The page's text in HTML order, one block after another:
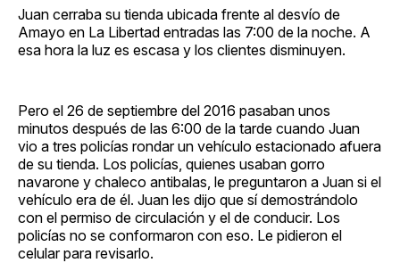
Juan cerraba su tienda ubicada frente al desvío de
Amayo en La Libertad entradas las 7:00 de la noche. A
esa hora la luz es escasa y los clientes disminuyen.
Pero el 26 de septiembre del 2016 pasaban unos
minutos después de las 6:00 de la tarde cuando Juan
vio a tres policías rondar un vehículo estacionado afuera
de su tienda. Los policías, quienes usaban gorro
navarone y chaleco antibalas, le preguntaron a Juan si el
vehículo era de él. Juan les dijo que sí demostrándolo
con el permiso de circulación y el de conducir. Los
policías no se conformaron con eso. Le pidieron el
celular para revisarlo.